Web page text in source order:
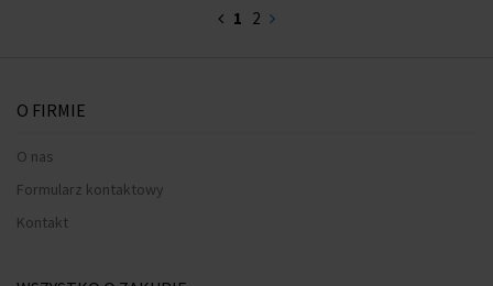
1 2
O FIRMIE
O nas
Formularz kontaktowy
Kontakt